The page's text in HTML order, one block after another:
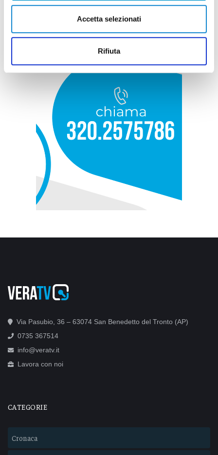
Accetta selezionati
Rifiuta
Via Pasubio, 36 – 63074 San Benedetto del Tronto (AP)
0735 367514
info@veratv.it
Lavora con noi
CATEGORIE
Cronaca